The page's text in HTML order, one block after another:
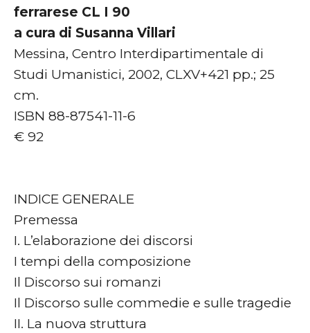
ferrarese CL I 90
a cura di Susanna Villari
Messina, Centro Interdipartimentale di
Studi Umanistici, 2002, CLXV+421 pp.; 25
cm.
ISBN 88-87541-11-6
€ 92
INDICE GENERALE
Premessa
I. L’elaborazione dei discorsi
I tempi della composizione
Il Discorso sui romanzi
Il Discorso sulle commedie e sulle tragedie
II. La nuova struttura